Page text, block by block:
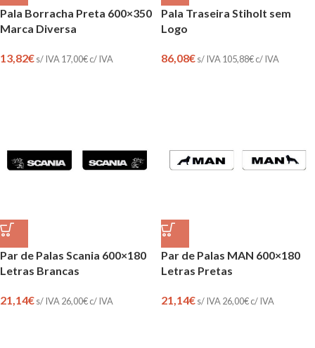
Pala Borracha Preta 600×350
Marca Diversa
13,82€s/ IVA 17,00€c/ IVA
Pala Traseira Stiholt sem
Logo
86,08€s/ IVA 105,88€c/ IVA
Par de Palas Scania 600×180
Letras Brancas
21,14€s/ IVA 26,00€c/ IVA
Par de Palas MAN 600×180
Letras Pretas
21,14€s/ IVA 26,00€c/ IVA